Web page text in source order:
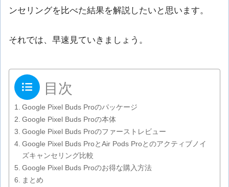
ンセリングを比べた結果を解説したいと思います。
それでは、早速見ていきましょう。
目次
Google Pixel Buds Proのパッケージ
Google Pixel Buds Proの本体
Google Pixel Buds Proのファーストレビュー
Google Pixel Buds ProとAir Pods Proとのアクティブノイ
ズキャンセリング比較
Google Pixel Buds Proのお得な購入方法
まとめ